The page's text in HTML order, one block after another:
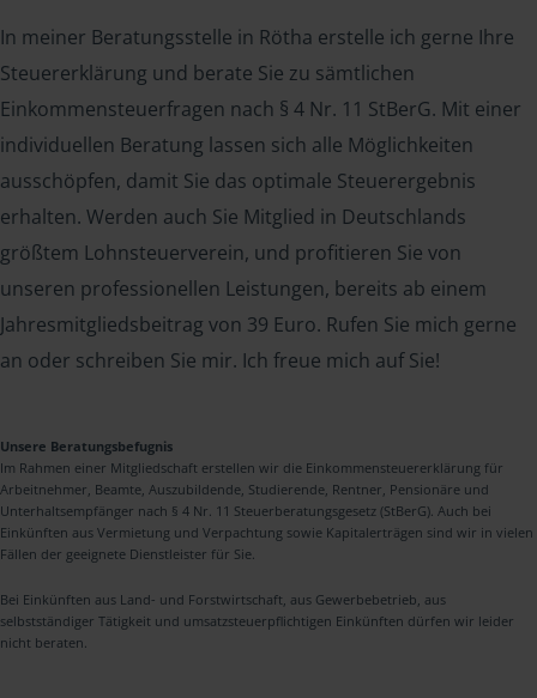
In meiner Beratungsstelle in Rötha erstelle ich gerne Ihre
Steuererklärung und berate Sie zu sämtlichen
Einkommensteuerfragen nach § 4 Nr. 11 StBerG. Mit einer
individuellen Beratung lassen sich alle Möglichkeiten
ausschöpfen, damit Sie das optimale Steuerergebnis
erhalten. Werden auch Sie Mitglied in Deutschlands
größtem Lohnsteuerverein, und profitieren Sie von
unseren professionellen Leistungen, bereits ab einem
Jahresmitgliedsbeitrag von 39 Euro. Rufen Sie mich gerne
an oder schreiben Sie mir. Ich freue mich auf Sie!
Unsere Beratungsbefugnis
Im Rahmen einer Mitgliedschaft erstellen wir die Einkommensteuererklärung für
Arbeitnehmer, Beamte, Auszubildende, Studierende, Rentner, Pensionäre und
Unterhaltsempfänger nach § 4 Nr. 11 Steuerberatungsgesetz (StBerG). Auch bei
Einkünften aus Vermietung und Verpachtung sowie Kapitalerträgen sind wir in vielen
Fällen der geeignete Dienstleister für Sie.
Bei Einkünften aus Land- und Forstwirtschaft, aus Gewerbebetrieb, aus
selbstständiger Tätigkeit und umsatzsteuerpflichtigen Einkünften dürfen wir leider
nicht beraten.